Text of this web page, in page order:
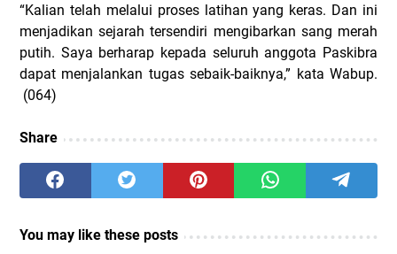
“Kalian telah melalui proses latihan yang keras. Dan ini
menjadikan sejarah tersendiri mengibarkan sang merah
putih. Saya berharap kepada seluruh anggota Paskibra
dapat menjalankan tugas sebaik-baiknya,” kata Wabup.
(064)
Share
You may like these posts